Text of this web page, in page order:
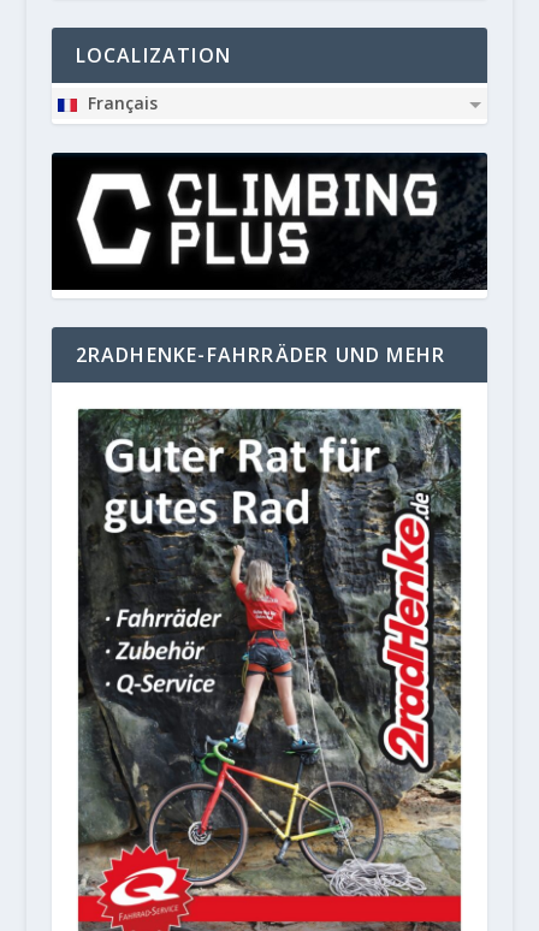
LOCALIZATION
Français
2RADHENKE-FAHRRÄDER UND MEHR